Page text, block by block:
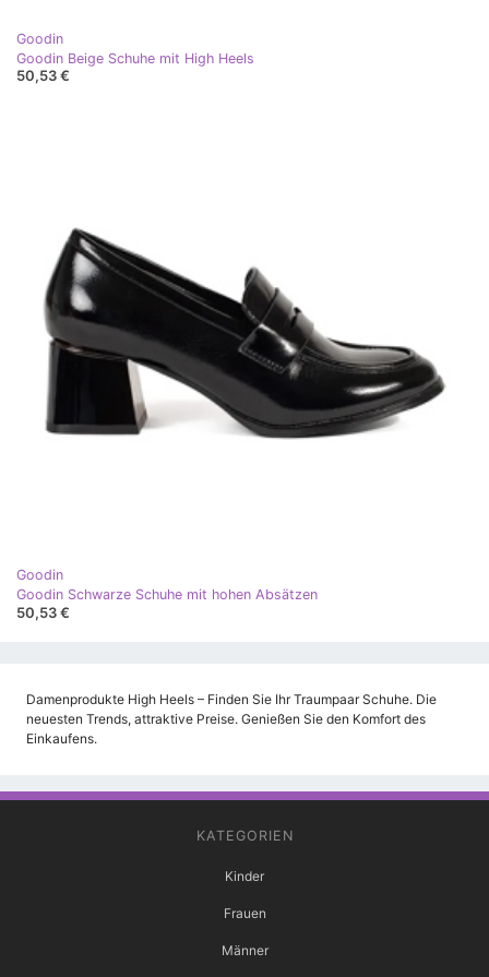
Goodin
Goodin Beige Schuhe mit High Heels
50,53 €
Goodin
Goodin Schwarze Schuhe mit hohen Absätzen
50,53 €
Damenprodukte High Heels – Finden Sie Ihr Traumpaar Schuhe. Die
neuesten Trends, attraktive Preise. Genießen Sie den Komfort des
Einkaufens.
KATEGORIEN
Kinder
Frauen
Männer